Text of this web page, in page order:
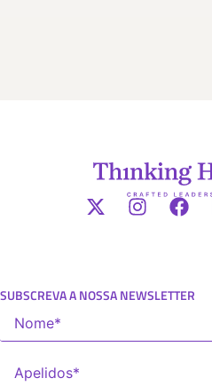
SUBSCREVA A NOSSA NEWSLETTER